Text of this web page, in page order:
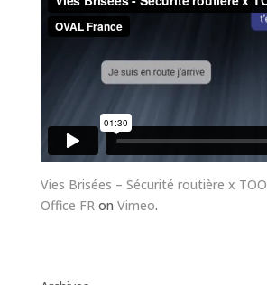
Vies Brisées – Sécurité routière x TOO
Office FRon Vimeo.